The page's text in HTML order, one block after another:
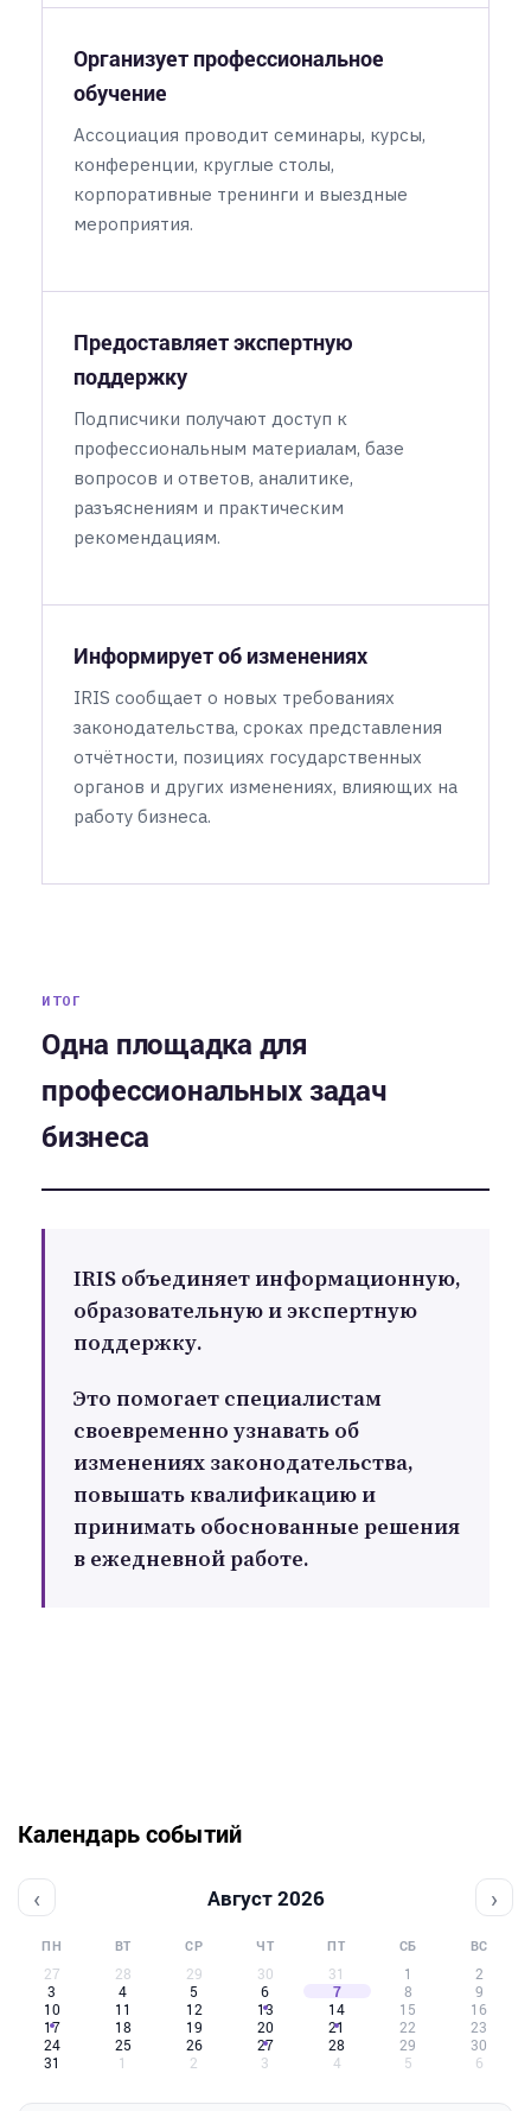
Организует профессиональное
обучение
Ассоциация проводит семинары, курсы,
конференции, круглые столы,
корпоративные тренинги и выездные
мероприятия.
Предоставляет экспертную
поддержку
Подписчики получают доступ к
профессиональным материалам, базе
вопросов и ответов, аналитике,
разъяснениям и практическим
рекомендациям.
Информирует об изменениях
IRIS сообщает о новых требованиях
законодательства, сроках представления
отчётности, позициях государственных
органов и других изменениях, влияющих на
работу бизнеса.
ИТОГ
Одна площадка для
профессиональных задач
бизнеса
IRIS объединяет информационную,
образовательную и экспертную
поддержку.
Это помогает специалистам
своевременно узнавать об
изменениях законодательства,
повышать квалификацию и
принимать обоснованные решения
в ежедневной работе.
Календарь событий
‹ Август 2026 ›
ПН ВТ СР ЧТ ПТ СБ ВС
27 28 29 30 31 1
2
3
4 5 6 7 8
9
10
11 12 13 14 15
16
17
18 19 20 21 22
23
24
25 26 27 28 29
30
31
1 2 3 4 5 6